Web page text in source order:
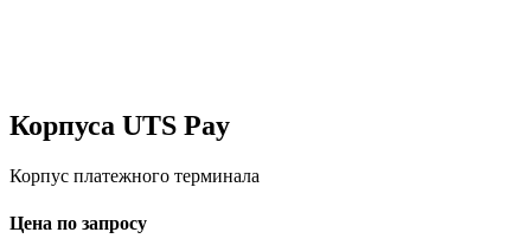
Корпуса UTS Pay
Корпус платежного терминала
Цена по запросу